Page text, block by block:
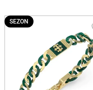
SEZON